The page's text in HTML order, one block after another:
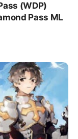
(WDP)
Pass ML